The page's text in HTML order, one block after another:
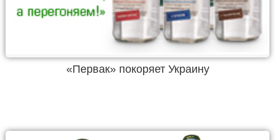
«Первак» покоряет Украину